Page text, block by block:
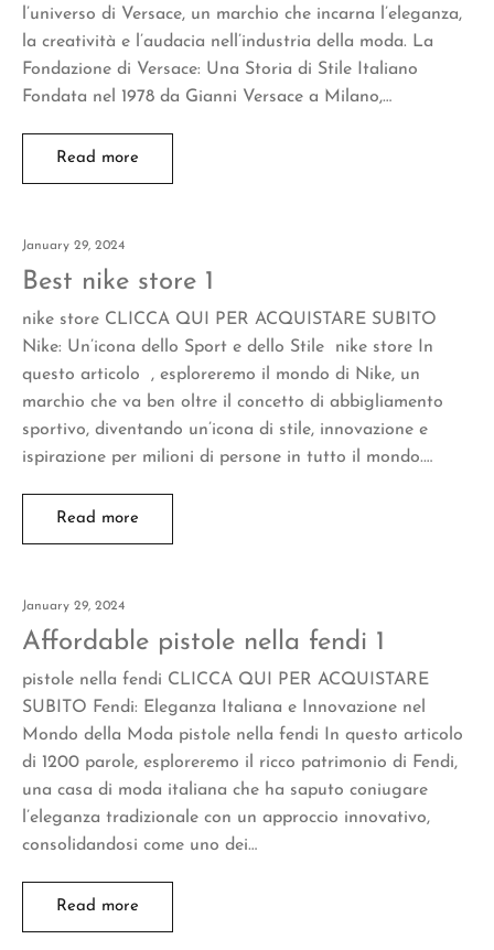
l’universo di Versace, un marchio che incarna l’eleganza,
la creatività e l’audacia nell’industria della moda. La
Fondazione di Versace: Una Storia di Stile Italiano
Fondata nel 1978 da Gianni Versace a Milano,…
Read more
January 29, 2024
Best nike store 1
nike store CLICCA QUI PER ACQUISTARE SUBITO
Nike: Un’icona dello Sport e dello Stile nike store In
questo articolo , esploreremo il mondo di Nike, un
marchio che va ben oltre il concetto di abbigliamento
sportivo, diventando un’icona di stile, innovazione e
ispirazione per milioni di persone in tutto il mondo.…
Read more
January 29, 2024
Affordable pistole nella fendi 1
pistole nella fendi CLICCA QUI PER ACQUISTARE
SUBITO Fendi: Eleganza Italiana e Innovazione nel
Mondo della Moda pistole nella fendi In questo articolo
di 1200 parole, esploreremo il ricco patrimonio di Fendi,
una casa di moda italiana che ha saputo coniugare
l’eleganza tradizionale con un approccio innovativo,
consolidandosi come uno dei…
Read more